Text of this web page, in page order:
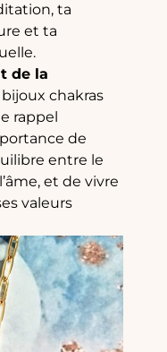
ta
et ta
de la
bijoux chakras
rappel
de
entre le
et de vivre
valeurs